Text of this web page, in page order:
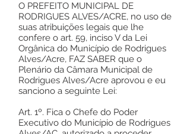
O PREFEITO MUNICIPAL DE
RODRIGUES ALVES/ACRE, no uso de
suas atribuições legais que lhe
confere o art. 59, inciso V da Lei
Orgânica do Município de Rodrigues
Alves/Acre, FAZ SABER que o
Plenário da Câmara Municipal de
Rodrigues Alves/Acre aprovou e eu
sanciono a seguinte Lei:
Art. 1º. Fica o Chefe do Poder
Executivo do Município de Rodrigues